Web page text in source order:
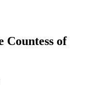
Countess of